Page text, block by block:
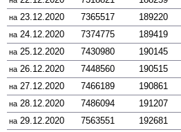
на 23.12.2020 7365517 189220
на 24.12.2020 7374775 189419
на 25.12.2020 7430980 190145
на 26.12.2020 7448560 190515
на 27.12.2020 7466189 190861
на 28.12.2020 7486094 191207
на 29.12.2020 7563551 192681